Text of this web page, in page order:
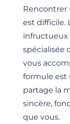
Rencontrer
est difficile.
infructueux
spécialisée
vous
formule est
partage la
sincère,
que vous.